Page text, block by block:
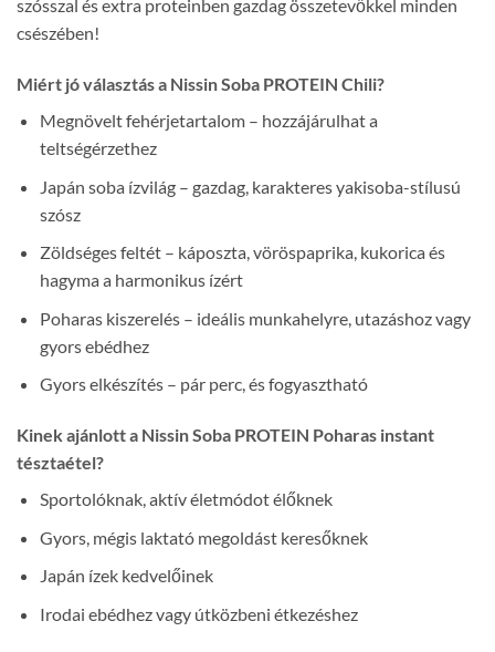
szósszal és extra proteinben gazdag összetevőkkel minden
csészében!
Miért jó választás a Nissin Soba PROTEIN Chili?
Megnövelt fehérjetartalom – hozzájárulhat a
teltségérzethez
Japán soba ízvilág – gazdag, karakteres yakisoba-stílusú
szósz
Zöldséges feltét – káposzta, vöröspaprika, kukorica és
hagyma a harmonikus ízért
Poharas kiszerelés – ideális munkahelyre, utazáshoz vagy
gyors ebédhez
Gyors elkészítés – pár perc, és fogyasztható
Kinek ajánlott a Nissin Soba PROTEIN Poharas instant
tésztaétel?
Sportolóknak, aktív életmódot élőknek
Gyors, mégis laktató megoldást keresőknek
Japán ízek kedvelőinek
Irodai ebédhez vagy útközbeni étkezéshez